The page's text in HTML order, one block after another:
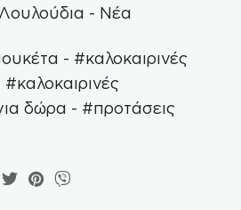
- Νέα
- #καλοκαιρινές
#καλοκαιρινές
δώρα - #προτάσεις